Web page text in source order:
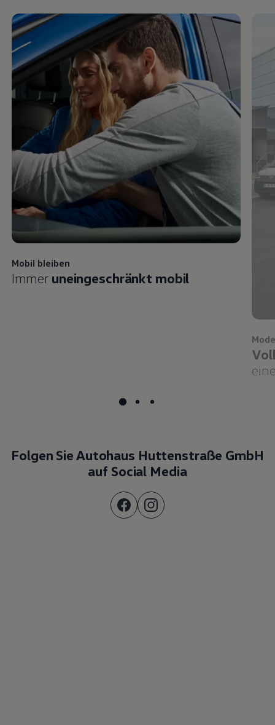
Mobil bleiben
Immer uneingeschränkt mobil
Folgen Sie Autohaus Huttenstraße GmbH
auf Social Media